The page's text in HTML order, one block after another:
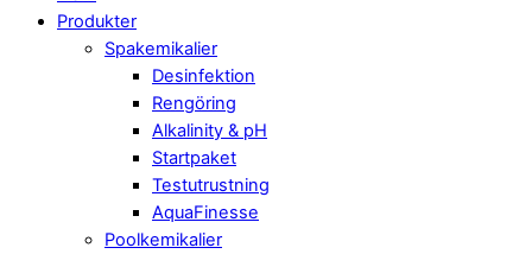
Produkter
Spakemikalier
Desinfektion
Rengöring
Alkalinity & pH
Startpaket
Testutrustning
AquaFinesse
Poolkemikalier